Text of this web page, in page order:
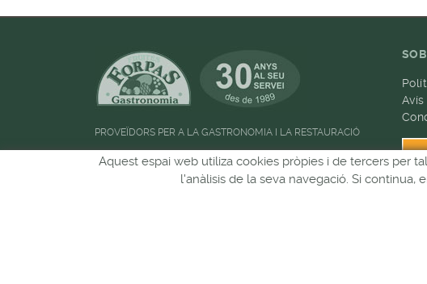
PROVEÏDORS PER A LA GASTRONOMIA I LA RESTAURACIÓ
Horari d'atenció al públic:de 09:00h a 13:00h
Aquest espai web utiliza cookies pròpies i de tercers per
l'anàlisis de la seva navegació. Si